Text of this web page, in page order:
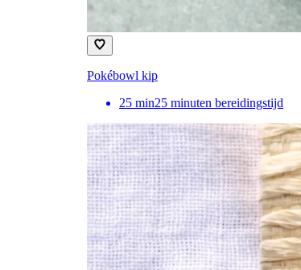
Pokébowl kip
25 min25 minuten bereidingstijd